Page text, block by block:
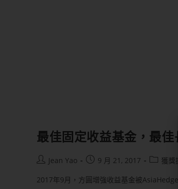
最佳固定收益基金，最佳
Jean Yao 9 月 21, 2017
獲獎
2017年9月，方圓增強收益基金被